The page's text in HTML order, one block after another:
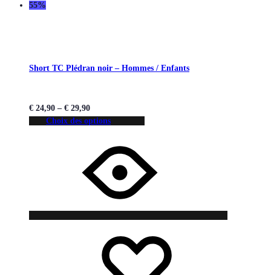
55%
Short TC Plédran noir – Hommes / Enfants
€ 24,90 – € 29,90
Choix des options